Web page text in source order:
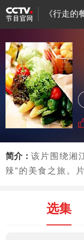
《行走的
简介：该片围绕湘
辣”的美食之旅。
选集